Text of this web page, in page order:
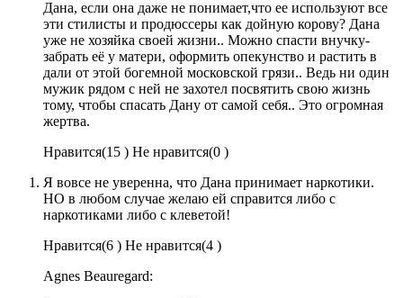
Дана, если она даже не понимает,что ее используют все
эти стилисты и продюссеры как дойную корову? Дана
уже не хозяйка своей жизни.. Можно спасти внучку-
забрать её у матери, оформить опекунство и растить в
дали от этой богемной московской грязи.. Ведь ни один
мужик рядом с ней не захотел посвятить свою жизнь
тому, чтобы спасать Дану от самой себя.. Это огромная
жертва.
Нравится(15 ) Не нравится(0 )
Я вовсе не уверенна, что Дана принимает наркотики.
НО в любом случае желаю ей справится либо с
наркотиками либо с клеветой!
Нравится(6 ) Не нравится(4 )
Agnes Beauregard: